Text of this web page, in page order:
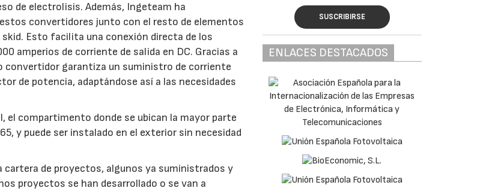
de electrolisis. Además, Ingeteam ha
convertidores junto con el resto de elementos
Esto facilita una conexión directa de los
amperios de corriente de salida en DC. Gracias a
convertidor garantiza un suministro de corriente
de potencia, adaptándose así a las necesidades
el compartimento donde se ubican la mayor parte
y puede ser instalado en el exterior sin necesidad
de proyectos, algunos ya suministrados y
proyectos se han desarrollado o se van a
SUSCRIBIRSE
ENLACES DESTACADOS